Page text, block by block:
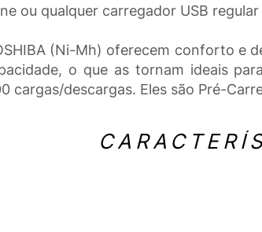
ou qualquer carregador USB
(Ni-Mh) oferecem conforto e
o que as tornam ideais
cargas/descargas. Eles são Pré-